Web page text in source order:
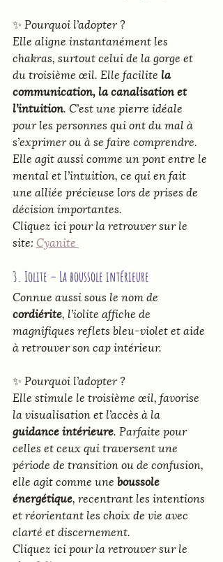
✨ Pourquoi l’adopter ?
Elle aligne instantanément les
chakras, surtout celui de la gorge et
du troisième œil. Elle facilite la
communication, la canalisation et
l’intuition. C’est une pierre idéale
pour les personnes qui ont du mal à
s’exprimer ou à se faire comprendre.
Elle agit aussi comme un pont entre le
mental et l’intuition, ce qui en fait
une alliée précieuse lors de prises de
décision importantes.
Cliquez ici pour la retrouver sur le
site: Cyanite
3. Iolite – La boussole intérieure
Connue aussi sous le nom de
cordiérite, l’iolite affiche de
magnifiques reflets bleu-violet et aide
à retrouver son cap intérieur.
✨ Pourquoi l’adopter ?
Elle stimule le troisième œil, favorise
la visualisation et l’accès à la
guidance intérieure. Parfaite pour
celles et ceux qui traversent une
période de transition ou de confusion,
elle agit comme une boussole
énergétique, recentrant les intentions
et réorientant les choix de vie avec
clarté et discernement.
Cliquez ici pour la retrouver sur le